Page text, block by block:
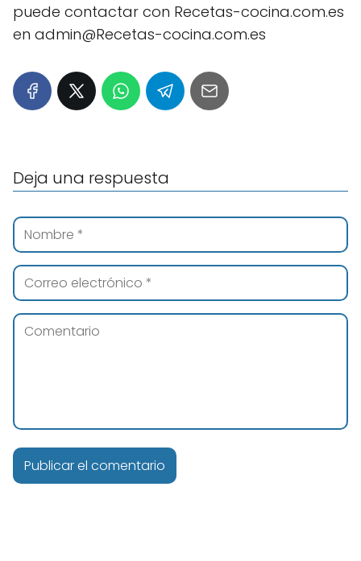
puede contactar con Recetas-cocina.com.es
en admin@Recetas-cocina.com.es
Deja una respuesta